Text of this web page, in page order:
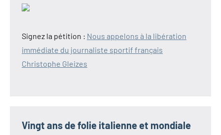
Signez la pétition : Nous appelons à la libération
immédiate du journaliste sportif français
Christophe Gleizes
Vingt ans de folie italienne et mondiale